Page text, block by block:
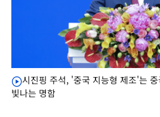
시진핑 주석, '중국 지능형 제조'는
빛나는 명함